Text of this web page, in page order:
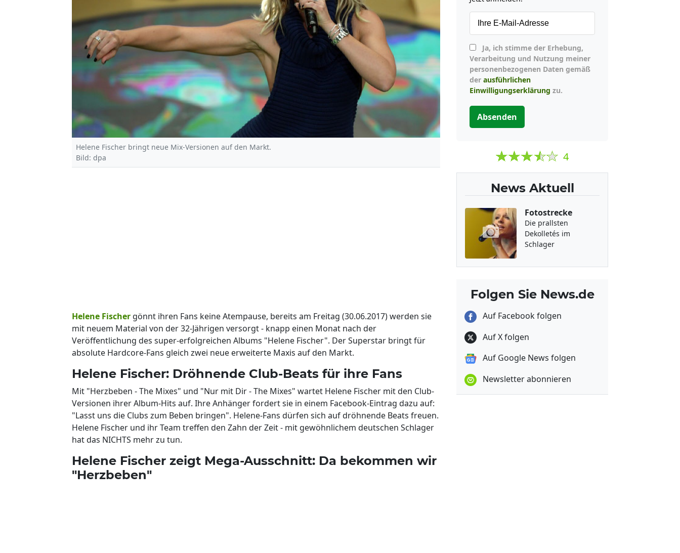
Helene Fischer bringt neue Mix-Versionen auf den Markt.
Bild: dpa
Helene Fischer gönnt ihren Fans keine Atempause, bereits am Freitag (30.06.2017) werden sie
mit neuem Material von der 32-Jährigen versorgt - knapp einen Monat nach der
Veröffentlichung des super-erfolgreichen Albums "Helene Fischer". Der Superstar bringt für
absolute Hardcore-Fans gleich zwei neue erweiterte Maxis auf den Markt.
Helene Fischer: Dröhnende Club-Beats für ihre Fans
Mit "Herzbeben - The Mixes" und "Nur mit Dir - The Mixes" wartet Helene Fischer mit den Club-
Versionen ihrer Album-Hits auf. Ihre Anhänger fordert sie in einem Facebook-Eintrag dazu auf:
"Lasst uns die Clubs zum Beben bringen". Helene-Fans dürfen sich auf dröhnende Beats freuen.
Helene Fischer und ihr Team treffen den Zahn der Zeit - mit gewöhnlichem deutschen Schlager
hat das NICHTS mehr zu tun.
Helene Fischer zeigt Mega-Ausschnitt: Da bekommen wir
"Herzbeben"
Verarbeitung und Nutzung meiner
personenbezogenen Daten gemäß
der ausführlichen
Einwilligungserklärung zu.
Absenden
4
News Aktuell
Fotostrecke
Die prallsten
Dekolletés im
Schlager
Folgen Sie News.de
Auf Facebook folgen
Auf X folgen
Auf Google News folgen
Newsletter abonnieren